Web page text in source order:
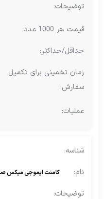
کامنت ایموجی میکس